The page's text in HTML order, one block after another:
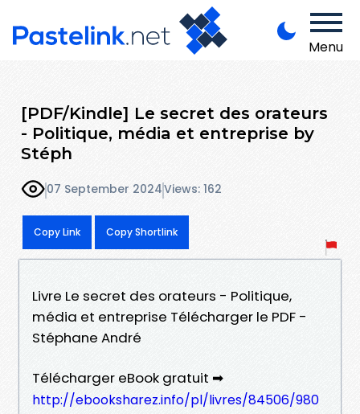
Menu
[PDF/Kindle] Le secret des orateurs
- Politique, média et entreprise by
Stéph
07 September 2024Views: 162
Copy Link Copy Shortlink
Livre Le secret des orateurs - Politique,
média et entreprise Télécharger le PDF -
Stéphane André
Télécharger eBook gratuit ➡
http://ebooksharez.info/pl/livres/84506/980